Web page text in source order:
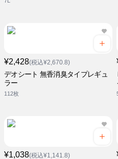
¥2,428(税込¥2,670.8)
デオシート 無香消臭タイプレギュ
ラー
112枚
¥1,038(税込¥1,141.8)